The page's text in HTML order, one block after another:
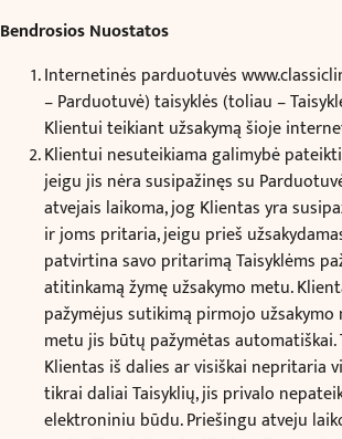
Bendrosios Nuostatos
Internetinės parduotuvės
– Parduotuvė) taisyklės (toliau –
Klientui teikiant užsakymą šioje
Klientui nesuteikiama galimybė
jeigu jis nėra susipažinęs su
atvejais laikoma, jog Klientas yra
ir joms pritaria, jeigu prieš
patvirtina savo pritarimą Taisyklėms
atitinkamą žymę užsakymo metu.
pažymėjus sutikimą pirmojo
metu jis būtų pažymėtas automatiškai.
Klientas iš dalies ar visiškai nepritaria
tikrai daliai Taisyklių, jis privalo
elektroniniu būdu. Priešingu atveju